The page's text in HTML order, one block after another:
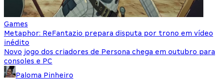
Games
Metaphor: ReFantazio prepara disputa por trono em vídeo
inédito
Novo jogo dos criadores de Persona chega em outubro para
consoles e PC
Paloma Pinheiro